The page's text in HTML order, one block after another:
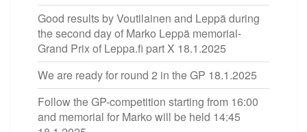
Good results by Voutilainen and Leppä during
the second day of Marko Leppä memorial-
Grand Prix of Leppa.fi part X 18.1.2025
We are ready for round 2 in the GP 18.1.2025
Follow the GP-competition starting from 16:00
and memorial for Marko will be held 14:45